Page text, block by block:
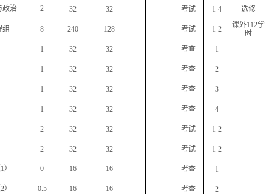
政治 2 32 32 考试 1-4 选修
组 8 240 128 考试 1-2 课外112学
时
1 32 32 考查 1
1 32 32 考查 2
1 32 32 考查 3
1 32 32 考查 4
2 32 32 考试 1-2
2 32 32 考试 1-2
1） 0 16 16 考查 1
2） 0.5 16 16 考查 2